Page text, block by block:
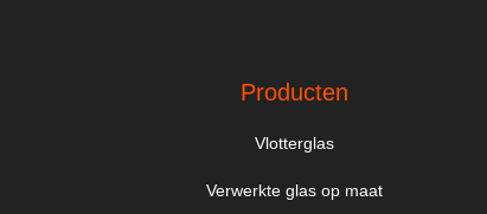
Producten
Vlotterglas
Verwerkte glas op maat